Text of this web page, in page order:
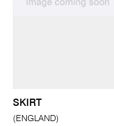
SKIRT
(ENGLAND)